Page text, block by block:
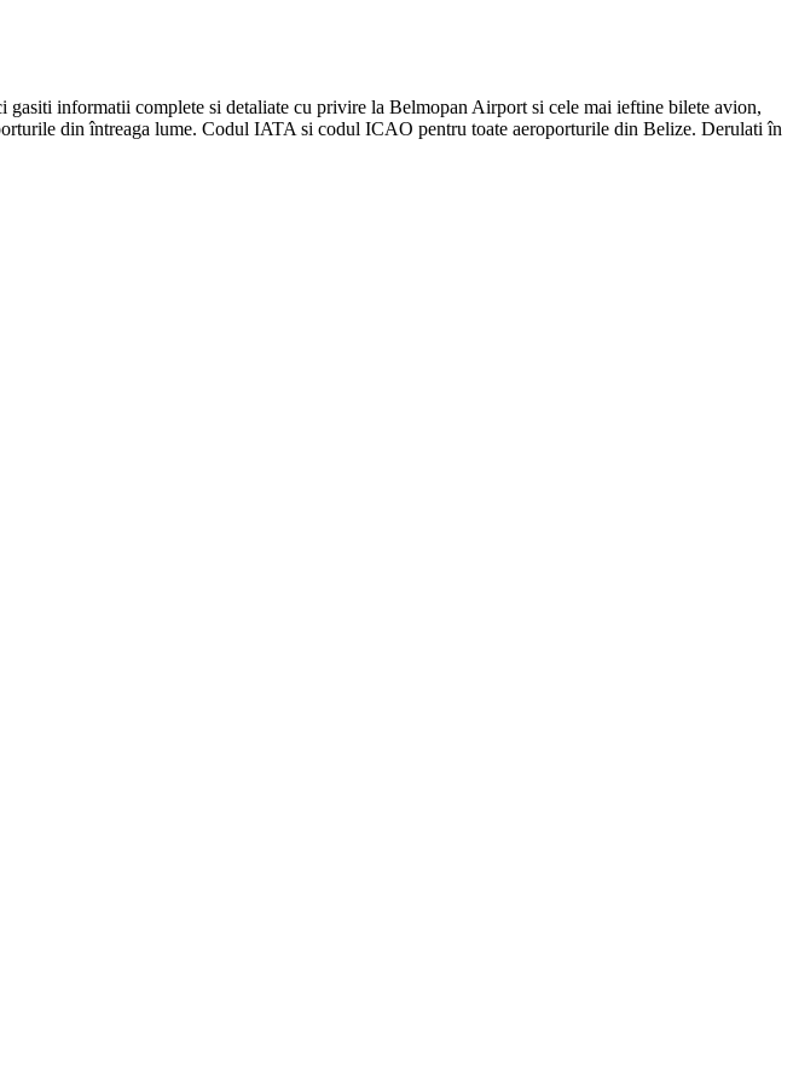
informatii complete si detaliate cu privire la Belmopan Airport si cele mai ieftine bilete avion,
din întreaga lume. Codul IATA si codul ICAO pentru toate aeroporturile din Belize. Derulati în